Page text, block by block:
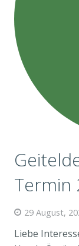
Termin
29 August,
Liebe